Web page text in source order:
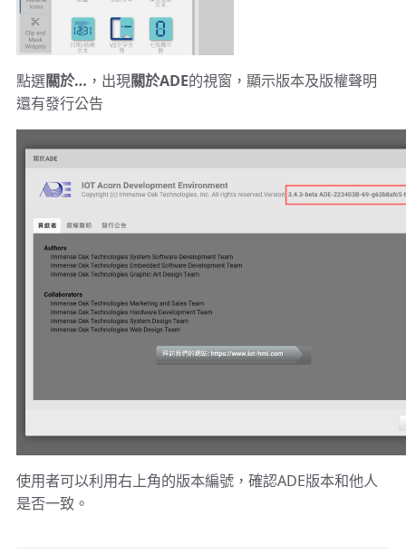
點選關於… ，出現關於ADE的視窗，顯示版本及版權聲明
還有發行公告
使用者可以利用右上角的版本編號，確認ADE版本和他人
是否一致。